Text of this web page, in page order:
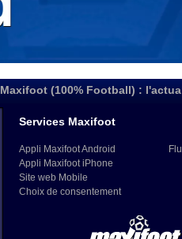
Maxifoot (100% Football) :
Services Maxifoot
Appli Maxifoot Android
Appli Maxifoot iPhone
Site web Mobile
Choix de consentement